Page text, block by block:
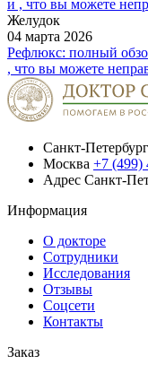
Желудок
04 марта 2026
Рефлюкс: полный
, что вы можете
Санкт-Петербург
Москва +7 (499)
Адрес Санкт-
Информация
О докторе
Сотрудники
Исследования
Отзывы
Соцсети
Контакты
Заказ